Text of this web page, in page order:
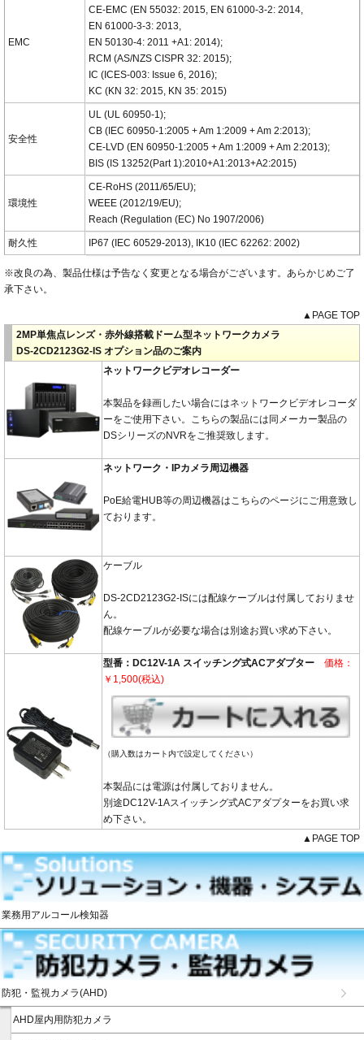
EMC
CE-EMC (EN 55032: 2015, EN 61000-3-2: 2014,
EN 61000-3-3: 2013,
EN 50130-4: 2011 +A1: 2014);
RCM (AS/NZS CISPR 32: 2015);
IC (ICES-003: Issue 6, 2016);
KC (KN 32: 2015, KN 35: 2015)
安全性
UL (UL 60950-1);
CB (IEC 60950-1:2005 + Am 1:2009 + Am 2:2013);
CE-LVD (EN 60950-1:2005 + Am 1:2009 + Am 2:2013);
BIS (IS 13252(Part 1):2010+A1:2013+A2:2015)
環境性
CE-RoHS (2011/65/EU);
WEEE (2012/19/EU);
Reach (Regulation (EC) No 1907/2006)
耐久性 IP67 (IEC 60529-2013), IK10 (IEC 62262: 2002)
※改良の為、製品仕様は予告なく変更となる場合がございます。あらかじめご了
承下さい。
▲PAGE TOP
2MP単焦点レンズ・赤外線搭載ドーム型ネットワークカメラ
DS-2CD2123G2-IS オプション品のご案内
ネットワークビデオレコーダー
本製品を録画したい場合にはネットワークビデオレコーダ
ーをご使用下さい。こちらの製品には同メーカー製品の
DSシリーズのNVRをご推奨致します。
ネットワーク・IPカメラ周辺機器
PoE給電HUB等の周辺機器はこちらのページにご用意致し
ております。
ケーブル
DS-2CD2123G2-ISには配線ケーブルは付属しておりませ
ん。
配線ケーブルが必要な場合は別途お買い求め下さい。
型番：DC12V-1A スイッチング式ACアダプター
価格：
￥1,500(税込)
（購入数はカート内で設定してください）
本製品には電源は付属しておりません。
別途DC12V-1Aスイッチング式ACアダプターをお買い求
め下さい。
▲PAGE TOP
業務用アルコール検知器
防犯・監視カメラ(AHD)
AHD屋内用防犯カメラ